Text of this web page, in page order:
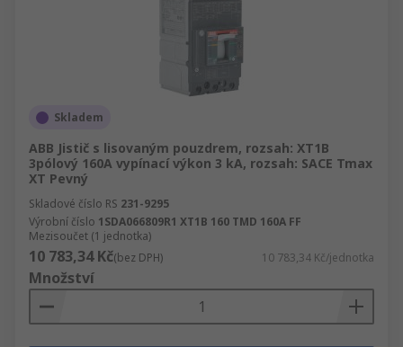
Skladem
ABB Jistič s lisovaným pouzdrem, rozsah: XT1B
3pólový 160A vypínací výkon 3 kA, rozsah: SACE Tmax
XT Pevný
Skladové číslo RS 231-9295
Výrobní číslo 1SDA066809R1 XT1B 160 TMD 160A FF
Mezisoučet (1 jednotka)
10 783,34 Kč(bez DPH) 10 783,34 Kč/jednotka
Množství